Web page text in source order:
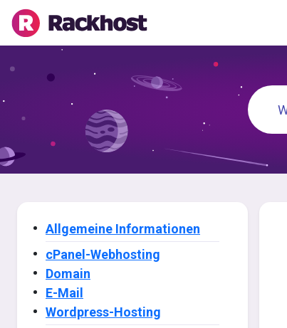
Allgemeine Informationen
cPanel-Webhosting
Domain
E-Mail
Wordpress-Hosting